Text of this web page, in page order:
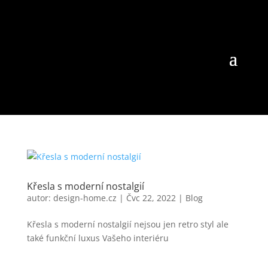
Křesla s moderní nostalgií
autor: design-home.cz | Čvc 22, 2022| Blog
Křesla s moderní nostalgií nejsou jen retro styl ale
také funkční luxus Vašeho interiéru